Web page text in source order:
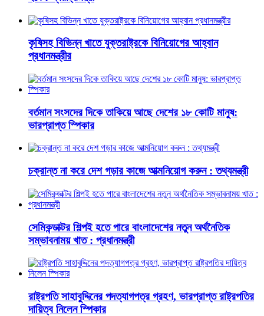
কৃষিসহ বিভিন্ন খাতে যুক্তরাষ্ট্রকে বিনিয়োগের আহ্বান
প্রধানমন্ত্রীর
বর্তমান সংসদের দিকে তাকিয়ে আছে দেশের ১৮ কোটি মানুষ:
ভারপ্রাপ্ত স্পিকার
চক্রান্ত না করে দেশ গড়ার কাজে আত্মনিয়োগ করুন : তথ্যমন্ত্রী
সেমিকন্ডাক্টর শিল্পই হতে পারে বাংলাদেশের নতুন অর্থনৈতিক
সম্ভাবনাময় খাত : প্রধানমন্ত্রী
রাষ্ট্রপতি সাহাবুদ্দিনের পদত্যাগপত্র গ্রহণ, ভারপ্রাপ্ত রাষ্ট্রপতির
দায়িত্ব নিলেন স্পিকার